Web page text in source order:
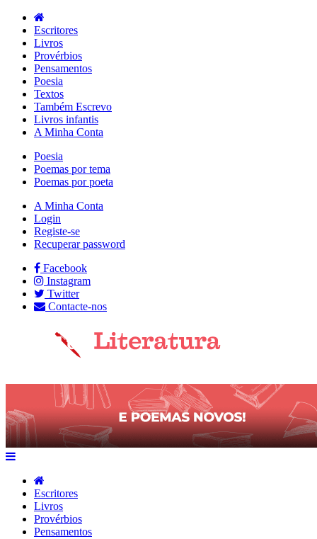
Escritores
Livros
Provérbios
Pensamentos
Poesia
Textos
Também Escrevo
Livros infantis
A Minha Conta
Poesia
Poemas por tema
Poemas por poeta
A Minha Conta
Login
Registe-se
Recuperar password
Facebook
Instagram
Twitter
Contacte-nos
Escritores
Livros
Provérbios
Pensamentos